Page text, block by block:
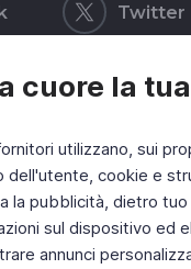
cuore la
utilizzano, sui
dell'utente, cookie e
la pubblicità, dietro
sul dispositivo ed
annunci
Twitter